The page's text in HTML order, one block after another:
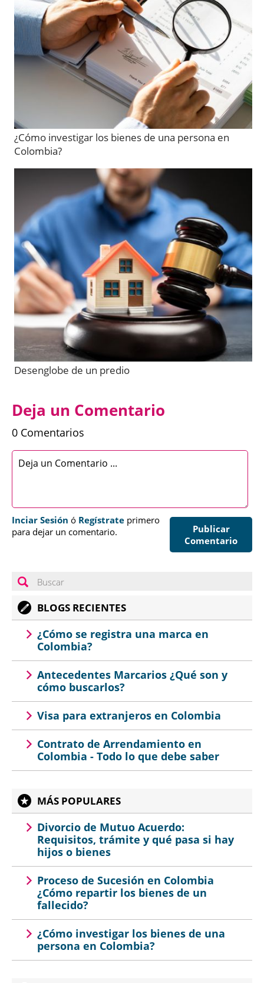
¿Cómo investigar los bienes de una persona en
Colombia?
Desenglobe de un predio
Deja un Comentario
0 Comentarios
Publicar
Comentario
Inciar Sesión ó Regístrate primero
para dejar un comentario.
BLOGS RECIENTES
¿Cómo se registra una marca en
Colombia?
Antecedentes Marcarios ¿Qué son y
cómo buscarlos?
Visa para extranjeros en Colombia
Contrato de Arrendamiento en
Colombia - Todo lo que debe saber
MÁS POPULARES
Divorcio de Mutuo Acuerdo:
Requisitos, trámite y qué pasa si hay
hijos o bienes
Proceso de Sucesión en Colombia
¿Cómo repartir los bienes de un
fallecido?
¿Cómo investigar los bienes de una
persona en Colombia?